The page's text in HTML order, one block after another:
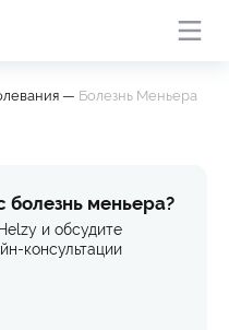
симптомы
— Болезнь Меньера
болезнь меньера?
и обсудите
консультации